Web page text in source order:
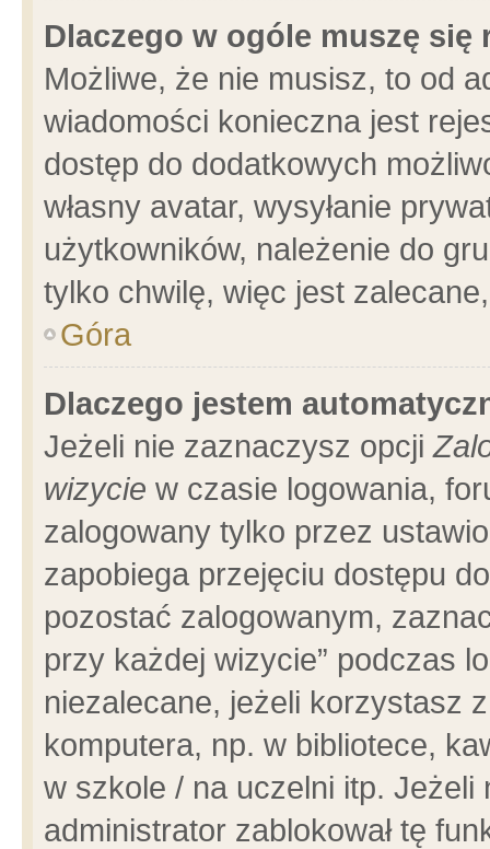
Dlaczego w ogóle muszę się
Możliwe, że nie musisz, to od
wiadomości konieczna jest
dostęp do dodatkowych
własny avatar, wysyłanie
użytkowników, należenie do
tylko chwilę, więc jest
Góra
Dlaczego jestem
Jeżeli nie zaznaczysz opcji
wizycie w czasie logowania,
zalogowany tylko przez
zapobiega przejęciu dostępu
pozostać zalogowanym,
przy każdej wizycie” podczas
niezalecane, jeżeli korzystasz
komputera, np. w bibliotece,
w szkole / na uczelni itp.
administrator zablokował tę